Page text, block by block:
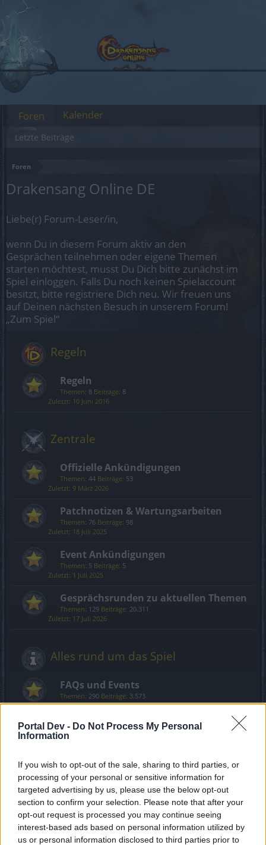
Portal Dev - Do Not Process My Personal
Information
If you wish to opt-out of the sale, sharing to third parties, or
processing of your personal or sensitive information for
targeted advertising by us, please use the below opt-out
section to confirm your selection. Please note that after your
opt-out request is processed you may continue seeing
interest-based ads based on personal information utilized by
us or personal information disclosed to third parties prior to
Foren
Drakensang Online DE
Liebe(r) Forum-Leser/in,
wenn Du in diesem Forum aktiv an den
Gesprächen teilnehmen oder eigene Themen
starten möchtest, musst Du Dich bitte zunächst im
Spiel einloggen. Falls Du noch keinen Spielaccount
besitzt, bitte registriere Dich neu. Wir freuen uns
auf Deinen nächsten Besuch in unserem Forum!
„Zum Spiel“
Regeln
Regeln
Themen: 8 Beiträge: 8
10 Juni 2016
Zentrale
Offizielle Ankündigungen
Themen: 44 Beiträge: 53
9 März 2026
Patchnotizen & Wartungsarbeiten
Themen: 76 Beiträge: 98
18 Juli 2025
Event Ankündigungen
Themen: 5 Beiträge: 5
1 Juli 2025
Gesprächsrunden zu aktuellen Themen
Themen: 129 Beiträge: 20.311
17 Juli 2026
Alles rund um das Spiel
FAQs und Events
Themen: 290 Beiträge: 3.573
Samstag um 19:13
Community
Allgemeines Forum
Themen: 423 Beiträge: 11.429
Mittwoch um 10:05
Fragen zum Spieleinstieg
Themen: 73 Beiträge: 581
30 November 2025
Foren
Letzte Beiträge
Kalender